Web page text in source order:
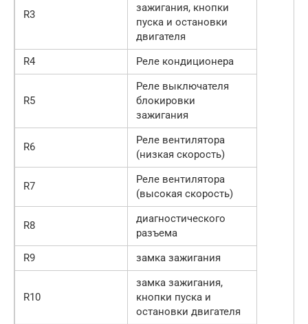
R3
зажигания, кнопки
пуска и остановки
двигателя
R4
Реле кондиционера
R5
Реле выключателя
блокировки
зажигания
R6
Реле вентилятора
(низкая скорость)
R7
Реле вентилятора
(высокая скорость)
R8
диагностического
разъема
R9
замка зажигания
R10
замка зажигания,
кнопки пуска и
остановки двигателя